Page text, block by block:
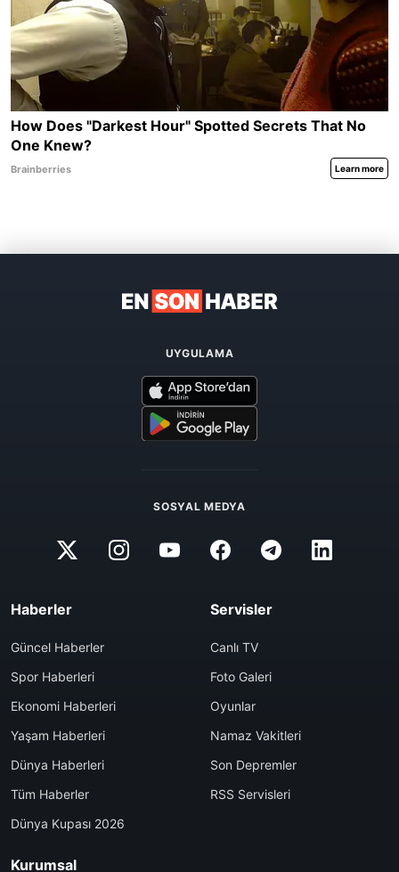
UYGULAMA
SOSYAL MEDYA
Haberler
Güncel Haberler
Spor Haberleri
Ekonomi Haberleri
Yaşam Haberleri
Dünya Haberleri
Tüm Haberler
Dünya Kupası 2026
Servisler
Canlı TV
Foto Galeri
Oyunlar
Namaz Vakitleri
Son Depremler
RSS Servisleri
Kurumsal